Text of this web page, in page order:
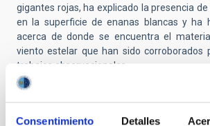
Consentimiento Detalles
gigantes rojas, ha explicado la presencia
en la superficie de enanas blancas y ha
acerca de donde se encuentra el
viento estelar que han sido corroborados
trabajos observacionales.
Ha recibido el premio a la mejor tesis
astronomía por la Sociedad Española
premio del director del Hubble por su